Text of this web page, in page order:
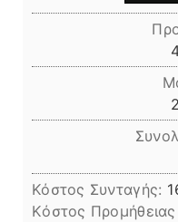
Κόστος Συνταγής:
Kόστος